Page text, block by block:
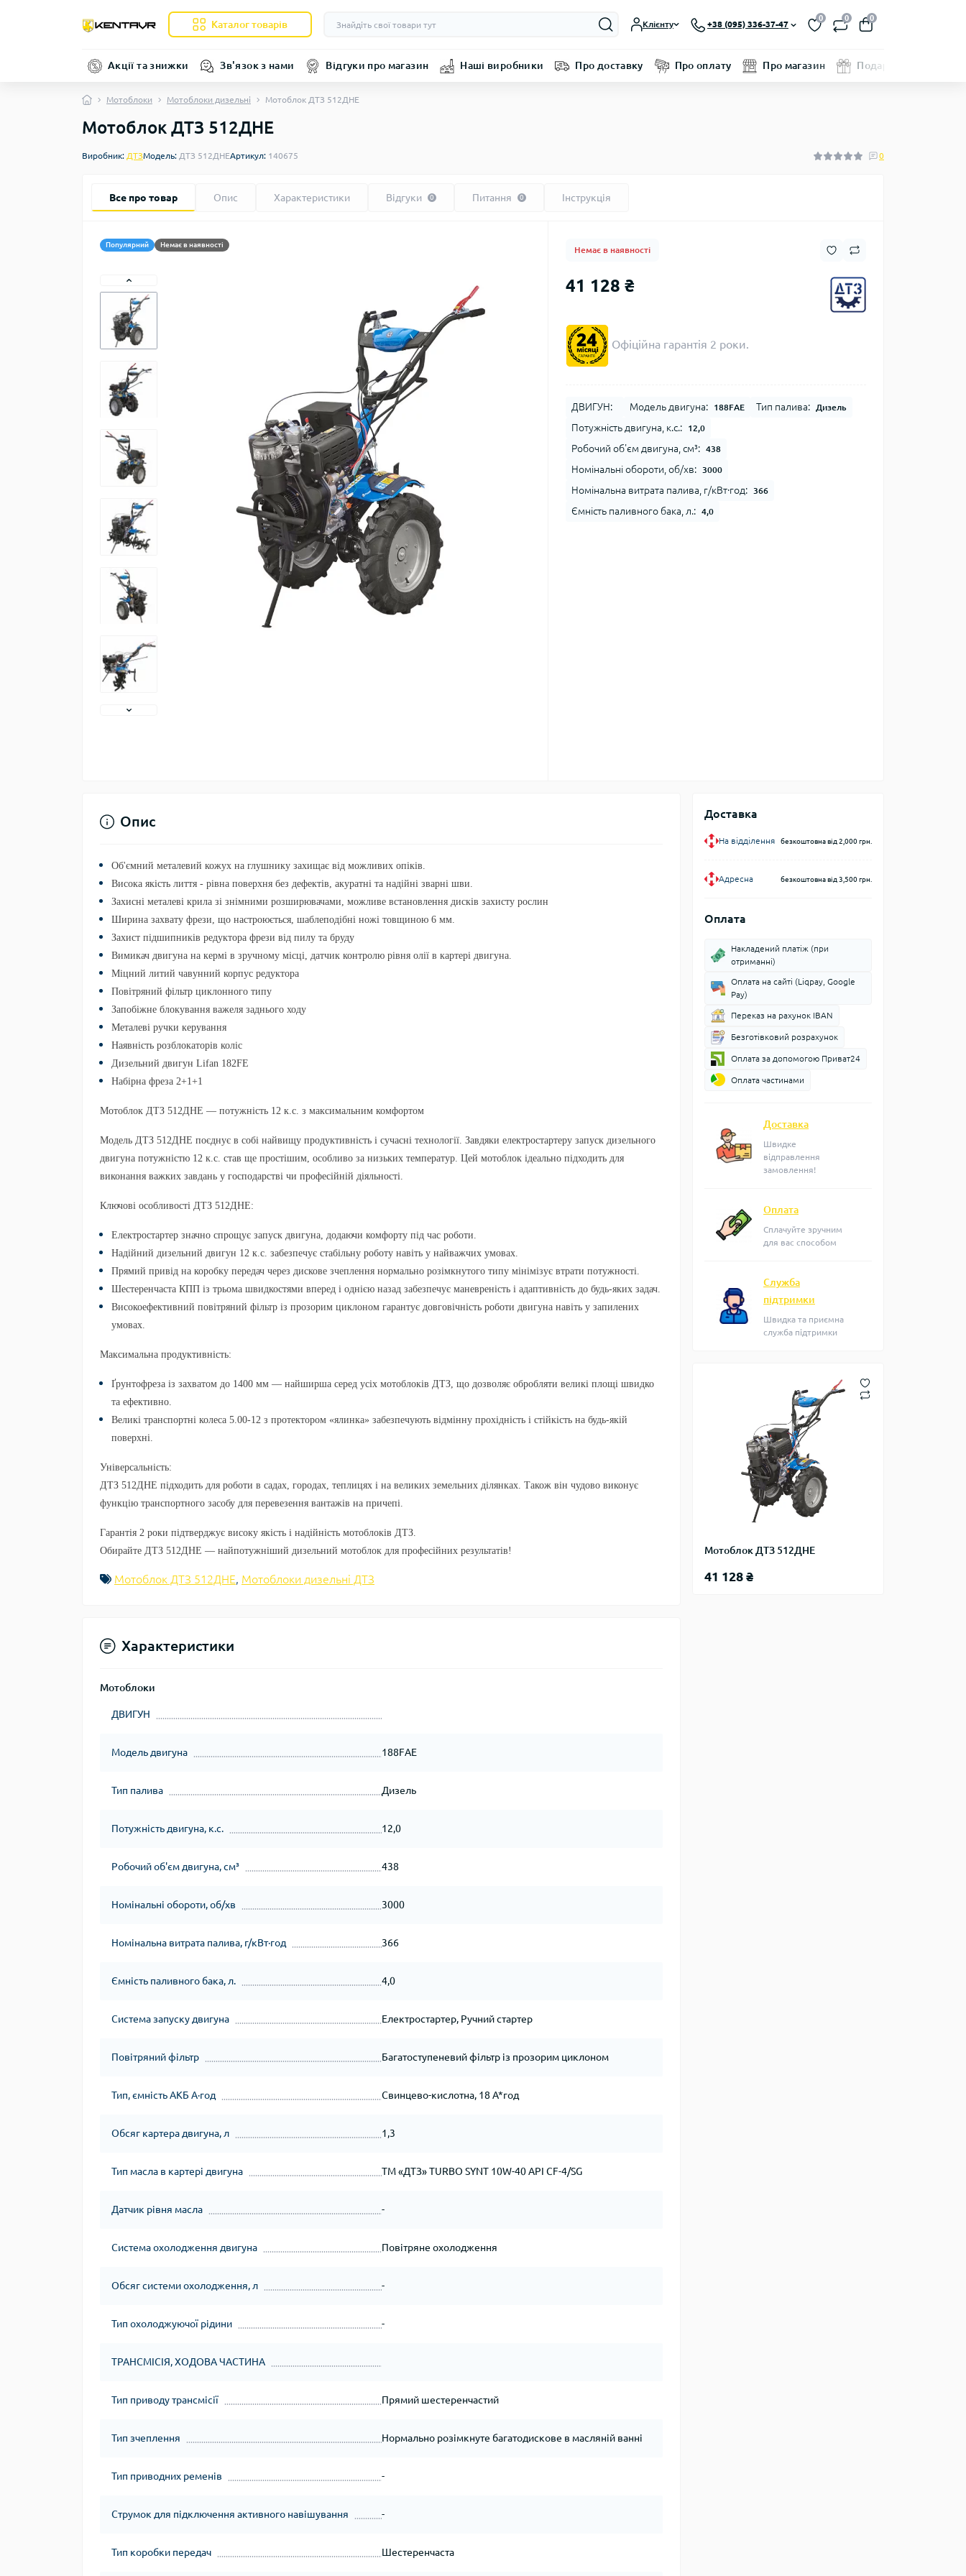
Каталог товарів Клієнту +38 (095) 336-37-47
0 0 0
Акції та знижки Зв'язок з нами Відгуки про магазин Наші виробники Про доставку Про оплату Про магазин Подарунковий
Мотоблоки Мотоблоки дизельні Мотоблок ДТЗ 512ДНЕ
Мотоблок ДТЗ 512ДНЕ
Виробник: ДТЗМодель: ДТЗ 512ДНЕАртикул: 140675 0
Все про товар Опис Характеристики Відгуки 0 Питання 0 Інструкція
Популярний Немає в наявності
Немає в наявності
41 128 ₴
Офіційна гарантія 2 роки.
ДВИГУН: Модель двигуна: 188FАЕ Тип палива: Дизель
Потужність двигуна, к.с.: 12,0
Робочий об'єм двигуна, см³: 438
Номінальні обороти, об/хв: 3000
Номінальна витрата палива, г/кВт∙год: 366
Ємність паливного бака, л.: 4,0
Доставка
На відділення безкоштовна від 2,000 грн.
Адресна безкоштовна від 3,500 грн.
Оплата
Накладений платіж (при
отриманні)
Оплата на сайті (Liqpay, Google
Pay)
Переказ на рахунок IBAN
Безготівковий розрахунок
Оплата за допомогою Приват24
Оплата частинами
Доставка
Швидке
відправлення
замовлення!
Оплата
Сплачуйте зручним
для вас способом
Служба
підтримки
Швидка та приємна
служба підтримки
Мотоблок ДТЗ 512ДНЕ
41 128 ₴
Опис
Об'ємний металевий кожух на глушнику захищає від можливих опіків.
Висока якість лиття - рівна поверхня без дефектів, акуратні та надійні зварні шви.
Захисні металеві крила зі знімними розширювачами, можливе встановлення дисків захисту рослин
Ширина захвату фрези, що настроюється, шаблеподібні ножі товщиною 6 мм.
Захист підшипників редуктора фрези від пилу та бруду
Вимикач двигуна на кермі в зручному місці, датчик контролю рівня олії в картері двигуна.
Міцний литий чавунний корпус редуктора
Повітряний фільтр циклонного типу
Запобіжне блокування важеля заднього ходу
Металеві ручки керування
Наявність розблокаторів коліс
Дизельний двигун Lifan 182FE
Набірна фреза 2+1+1
Мотоблок ДТЗ 512ДНЕ — потужність 12 к.с. з максимальним комфортом
Модель ДТЗ 512ДНЕ поєднує в собі найвищу продуктивність і сучасні технології. Завдяки електростартеру запуск дизельного
двигуна потужністю 12 к.с. став ще простішим, особливо за низьких температур. Цей мотоблок ідеально підходить для
виконання важких завдань у господарстві чи професійній діяльності.
Ключові особливості ДТЗ 512ДНЕ:
Електростартер значно спрощує запуск двигуна, додаючи комфорту під час роботи.
Надійний дизельний двигун 12 к.с. забезпечує стабільну роботу навіть у найважчих умовах.
Прямий привід на коробку передач через дискове зчеплення нормально розімкнутого типу мінімізує втрати потужності.
Шестеренчаста КПП із трьома швидкостями вперед і однією назад забезпечує маневреність і адаптивність до будь-яких задач.
Високоефективний повітряний фільтр із прозорим циклоном гарантує довговічність роботи двигуна навіть у запилених
умовах.
Максимальна продуктивність:
Ґрунтофреза із захватом до 1400 мм — найширша серед усіх мотоблоків ДТЗ, що дозволяє обробляти великі площі швидко
та ефективно.
Великі транспортні колеса 5.00-12 з протектором «ялинка» забезпечують відмінну прохідність і стійкість на будь-якій
поверхні.
Універсальність:
ДТЗ 512ДНЕ підходить для роботи в садах, городах, теплицях і на великих земельних ділянках. Також він чудово виконує
функцію транспортного засобу для перевезення вантажів на причепі.
Гарантія 2 роки підтверджує високу якість і надійність мотоблоків ДТЗ.
Обирайте ДТЗ 512ДНЕ — найпотужніший дизельний мотоблок для професійних результатів!
Мотоблок ДТЗ 512ДНЕ, Мотоблоки дизельні ДТЗ
Характеристики
Мотоблоки
ДВИГУН
Модель двигуна 188FАЕ
Тип палива Дизель
Потужність двигуна, к.с. 12,0
Робочий об'єм двигуна, см³ 438
Номінальні обороти, об/хв 3000
Номінальна витрата палива, г/кВт∙год 366
Ємність паливного бака, л. 4,0
Система запуску двигуна Електростартер, Ручний стартер
Повітряний фільтр Багатоступеневий фільтр із прозорим циклоном
Тип, ємність АКБ А∙год Свинцево-кислотна, 18 А*год
Обсяг картера двигуна, л 1,3
Тип масла в картері двигуна ТМ «ДТЗ» TURBO SYNT 10W-40 API CF-4/SG
Датчик рівня масла -
Система охолодження двигуна Повітряне охолодження
Обсяг системи охолодження, л -
Тип охолоджуючої рідини -
ТРАНСМІСІЯ, ХОДОВА ЧАСТИНА
Тип приводу трансмісії Прямий шестеренчастий
Тип зчеплення Нормально розімкнуте багатодискове в масляній ванні
Тип приводних ременів -
Струмок для підключення активного навішування -
Тип коробки передач Шестеренчаста